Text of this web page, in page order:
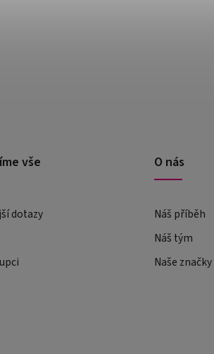
vše
dotazy
O nás
Náš příběh
Náš tým
Naše značky